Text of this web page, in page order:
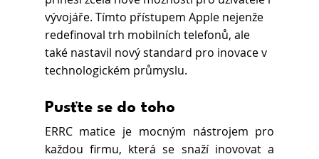
vývojáře. Tímto přístupem Apple nejenže
redefinoval trh mobilních telefonů, ale
také nastavil nový standard pro inovace v
technologickém průmyslu.
Pusťte se do toho
ERRC matice je mocným nástrojem pro
každou firmu, která se snaží inovovat a